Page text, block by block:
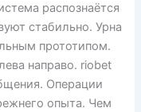
распознаётся
стабильно. Урна
прототипом.
направо. riobet
Операции
опыта. Чем